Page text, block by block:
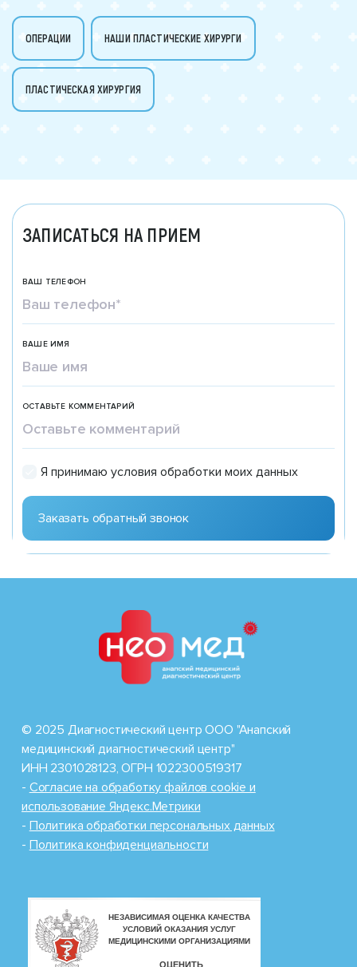
ОПЕРАЦИИ НАШИ ПЛАСТИЧЕСКИЕ ХИРУРГИ
ПЛАСТИЧЕСКАЯ ХИРУРГИЯ
ЗАПИСАТЬСЯ НА ПРИЕМ
ВАШ ТЕЛЕФОН
ВАШЕ ИМЯ
ОСТАВЬТЕ КОММЕНТАРИЙ
Я принимаю условия обработки моих данных
© 2025 Диагностический центр ООО "Анапский
медицинский диагностический центр"
ИНН 2301028123, ОГРН 1022300519317
- Cогласие на обработку файлов cookie и
использование Яндекс.Метрики
- Политика обработки персональных данных
- Политика конфиденциальности